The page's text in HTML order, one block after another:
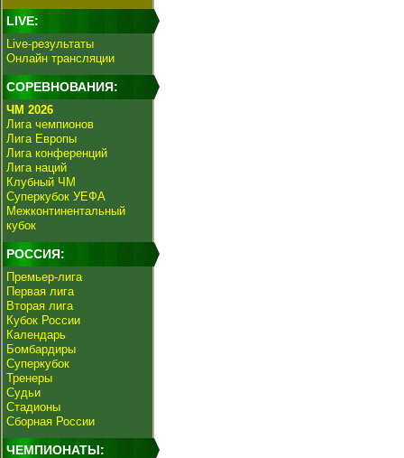
LIVE:
Live-результаты
Онлайн трансляции
СОРЕВНОВАНИЯ:
ЧМ 2026
Лига чемпионов
Лига Европы
Лига конференций
Лига наций
Клубный ЧМ
Суперкубок УЕФА
Межконтинентальный
кубок
РОССИЯ:
Премьер-лига
Первая лига
Вторая лига
Кубок России
Календарь
Бомбардиры
Суперкубок
Тренеры
Судьи
Стадионы
Сборная России
ЧЕМПИОНАТЫ: